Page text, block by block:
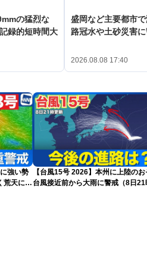
の猛烈な
録的短時間大
盛岡など主要都市
路冠水や土砂災害
2026.08.08 17:40
強い勢
【台風15号 2026】本州に上陸のお
台風接近前から大雨に警戒（8日21